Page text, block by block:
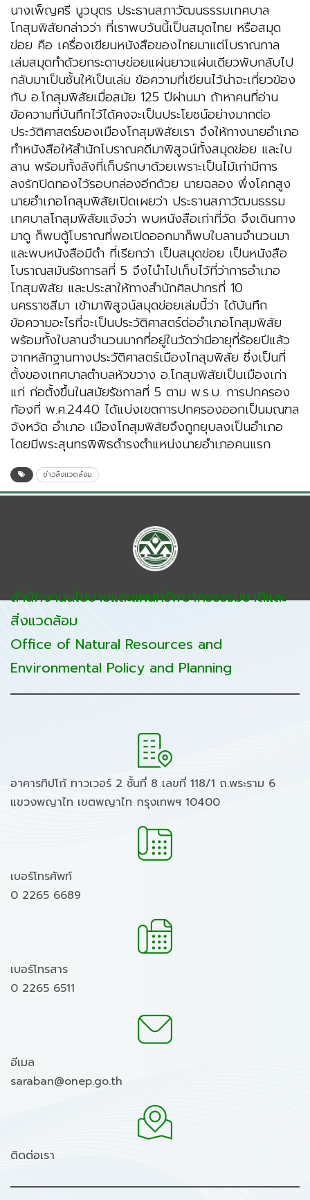
นางเพ็ญศรี นูวบุตร ประธานสภาวัฒนธรรมเทศบาล
โกสุมพิสัยกล่าวว่า ที่เราพบวันนี้เป็นสมุดไทย หรือสมุด
ข่อย คือ เครื่องเขียนหนังสือของไทยมาแต่โบราณกาล
เล่มสมุดทำด้วยกระดาษข่อยแผ่นยาวแผ่นเดียวพับกลับไป
กลับมาเป็นชั้นให้เป็นเล่ม ข้อความที่เขียนไว้น่าจะเกี่ยวข้อง
กับ อ.โกสุมพิสัยเมื่อสมัย 125 ปีผ่านมา ถ้าหาคนที่อ่าน
ข้อความที่บันทึกไว้ได้คงจะเป็นประโยชน์อย่างมากต่อ
ประวัติศาสตร์ของเมืองโกสุมพิสัยเรา จึงให้ทางนายอำเภอ
ทำหนังสือให้สำนักโบราณคดีมาพิสูจน์ทั้งสมุดข่อย และใบ
ลาน พร้อมทั้งลังที่เก็บรักษาด้วยเพราะเป็นไม้เก่ามีการ
ลงรักปิดทองไว้รอบกล่องอีกด้วย นายฉลอง พึ่งโคกสูง
นายอำเภอโกสุมพิสัยเปิดเผยว่า ประธานสภาวัฒนธรรม
เทศบาลโกสุมพิสัยแจ้งว่า พบหนังสือเก่าที่วัด จึงเดินทาง
มาดู ก็พบตู้โบราณที่พอเปิดออกมาก็พบใบลานจำนวนมา
และพบหนังสือมีดำ ที่เรียกว่า เป็นสมุดข่อย เป็นหนังสือ
โบราณสมันรัชการลที่ 5 จึงไนำไปเก็บไว้ที่ว่าการอำเภอ
โกสุมพิสัย และประสาให้ทางสำนักศิลปากรที่ 10
นครราชสีมา เข้ามาพิสูจน์สมุดข่อยเล่มนี้ว่า ได้บันทึก
ข้อความอะไรที่จะเป็นประวัติศาสตร์ต่ออำเภอโกสุมพิสัย
พร้อมทั้งใบลานจำนวนมากที่อยู่ในวัดว่ามีอายุกี่ร้อยปีแล้ว
จากหลักฐานทางประวัติศาสตร์เมืองโกสุมพิสัย ซึ่งเป็นที่
ตั้งของเทศบาลตำบลหัวขวาง อ.โกสุมพิสัยเป็นเมืองเก่า
แก่ ก่อตั้งขึ้นในสมัยรัชกาลที่ 5 ตาม พ.ร.บ. การปกครอง
ท้องที่ พ.ศ.2440 ได้แบ่งเขตการปกครองออกเป็นมณฑล
จังหวัด อำเภอ เมืองโกสุมพิสัยจึงถูกยุบลงเป็นอำเภอ
โดยมีพระสุนทรพิพิธดำรงตำแหน่งนายอำเภอคนแรก
ข่าวสิ่งแวดล้อม
สำนักงานนโยบายและแผนทรัพยากรธรรมชาติและ
สิ่งแวดล้อม
Office of Natural Resources and
Environmental Policy and Planning
อาคารทิปโก้ ทาวเวอร์ 2 ชั้นที่ 8 เลขที่ 118/1 ถ.พระราม 6
แขวงพญาไท เขตพญาไท กรุงเทพฯ 10400
เบอร์โทรศัพท์
0 2265 6689
เบอร์โทรสาร
0 2265 6511
อีเมล
saraban@onep.go.th
ติดต่อเรา